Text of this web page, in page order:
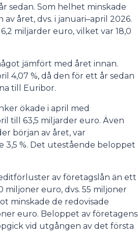
sedan. Som helhet minskade
året, dvs. i januari–april 2026.
miljarder euro, vilket var 18,0
jämfört med året innan.
4,07 %, då den för ett år sedan
till Euribor.
ökade i april med
till 63,5 miljarder euro. Även
början av året, var
%. Det utestående beloppet
av företagslån än ett
euro, dvs. 55 miljoner
minskade de redovisade
euro. Beloppet av företagens
vid utgången av det första